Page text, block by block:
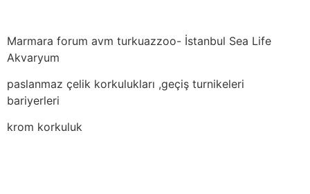
Marmara forum avm turkuazzoo- İstanbul Sea Life
Akvaryum
paslanmaz çelik korkulukları ,geçiş turnikeleri
bariyerleri
krom korkuluk